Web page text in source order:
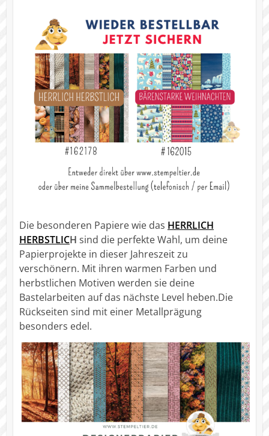
Die besonderen Papiere wie das HERRLICH
HERBSTLICH sind die perfekte Wahl, um deine
Papierprojekte in dieser Jahreszeit zu
verschönern. Mit ihren warmen Farben und
herbstlichen Motiven werden sie deine
Bastelarbeiten auf das nächste Level heben.Die
Rückseiten sind mit einer Metallprägung
besonders edel.